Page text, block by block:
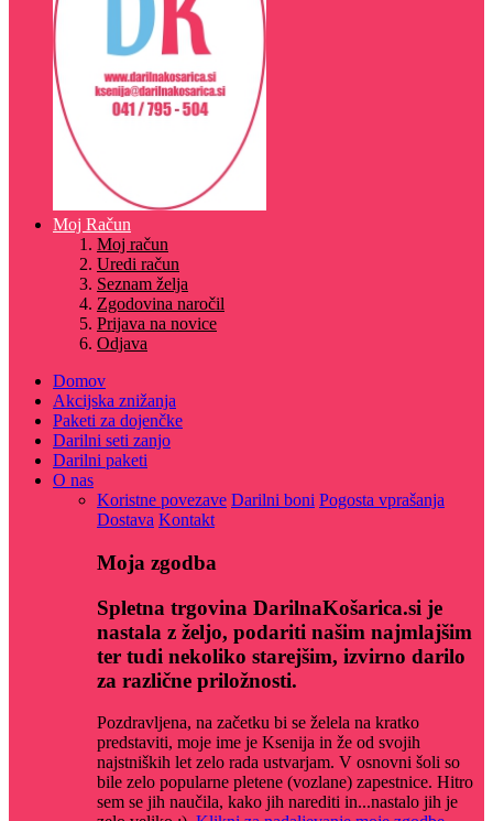
Moj Račun
Moj račun
Uredi račun
Seznam želja
Zgodovina naročil
Prijava na novice
Odjava
Domov
Akcijska znižanja
Paketi za dojenčke
Darilni seti zanjo
Darilni paketi
O nas
Koristne povezave Darilni boni Pogosta vprašanja
Dostava Kontakt
Moja zgodba
Spletna trgovina DarilnaKošarica.si je
nastala z željo, podariti našim najmlajšim
ter tudi nekoliko starejšim, izvirno darilo
za različne priložnosti.
Pozdravljena, na začetku bi se želela na kratko
predstaviti, moje ime je Ksenija in že od svojih
najstniških let zelo rada ustvarjam. V osnovni šoli so
bile zelo popularne pletene (vozlane) zapestnice. Hitro
sem se jih naučila, kako jih narediti in...nastalo jih je